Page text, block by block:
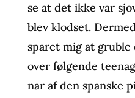
se at det ikke var
blev klodset.
sparet mig at gruble
over følgende
nar af den spanske